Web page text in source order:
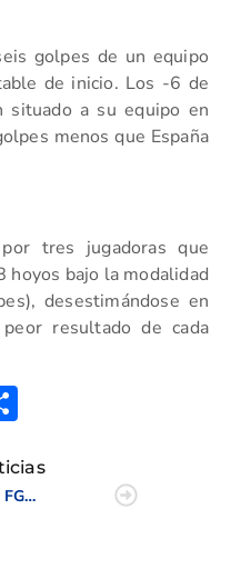
golpes de un equipo
de inicio. Los -6 de
situado a su equipo en
menos que España
tres jugadoras que
hoyos bajo la modalidad
desestimándose en
resultado de cada
La FGCV celebra su segunda Asamblea General con Juan Pintor como Presidente